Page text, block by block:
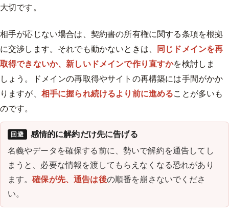
大切です。
相手が応じない場合は、契約書の所有権に関する条項を根拠
に交渉します。それでも動かないときは、 同じドメインを再
取得できないか、新しいドメインで作り直すかを検討しま
しょう。ドメインの再取得やサイトの再構築には手間がかか
りますが、 相手に握られ続けるより前に進めることが多いも
のです。
回避 感情的に解約だけ先に告げる
名義やデータを確保する前に、勢いで解約を通告してし
まうと、必要な情報を渡してもらえなくなる恐れがあり
ます。確保が先、通告は後の順番を崩さないでくださ
い。